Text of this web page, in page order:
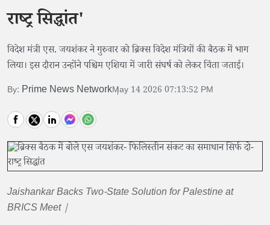
राष्ट्र सिद्धांत'
विदेश मंत्री एस. जयशंकर ने गुरुवार को ब्रिक्स विदेश मंत्रियों की बैठक में भाग
लिया। इस दौरान उन्होंने पश्चिम एशिया में जारी संघर्ष को लेकर चिंता जताई।
By: Prime News NetworkMay 14 2026 07:13:52 PM
Jaishankar Backs Two-State Solution for Palestine at
BRICS Meet |